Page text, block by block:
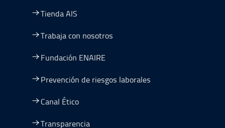
Tienda AIS
Trabaja con nosotros
Fundación ENAIRE
Prevención de riesgos laborales
Canal Ético
Transparencia